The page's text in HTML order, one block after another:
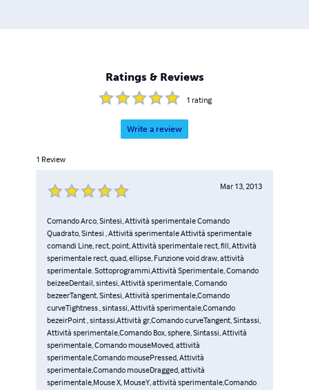
Ratings & Reviews
1 rating
Write a review
1 Review
Mar 13, 2013
Comando Arco, Sintesi, Attività sperimentale Comando
Quadrato, Sintesi , Attività sperimentale Attività sperimentale
comandi Line, rect, point, Attività sperimentale rect, fill, Attività
sperimentale rect, quad, ellipse, Funzione void draw, attività
sperimentale. Sottoprogrammi,Attività Sperimentale, Comando
beizeeDentail, sintesi, Attività sperimentale, Comando
bezeerTangent, Sintesi, Attività sperimentale,Comando
curveTightness , sintassi, Attività sperimentale,Comando
bezeirPoint , sintassi,Attività gr,Comando curveTangent, Sintassi,
Attività sperimentale,Comando Box, sphere, Sintassi, Attività
sperimentale, Comando mouseMoved, attività
sperimentale,Comando mousePressed, Attività
sperimentale,Comando mouseDragged, attività
sperimentale,Mouse X, MouseY, attività sperimentale,Comando